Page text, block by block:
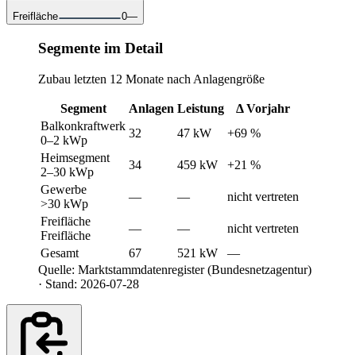
Freifläche 0—
Segmente im Detail
Zubau letzten 12 Monate nach Anlagengröße
Segment Anlagen Leistung
Δ Vorjahr
Balkonkraftwerk
0–2 kWp
32 47 kW
+69 %
Heimsegment
2–30 kWp
34 459 kW
+21 %
Gewerbe
>30 kWp
— —
nicht vertreten
Freifläche
Freifläche
— —
nicht vertreten
Gesamt
67 521 kW
—
Quelle: Marktstammdatenregister (Bundesnetzagentur)
· Stand: 2026-07-28